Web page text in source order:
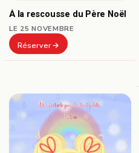
À la rescousse du Père Noël
LE 25 NOVEMBRE
Réserver